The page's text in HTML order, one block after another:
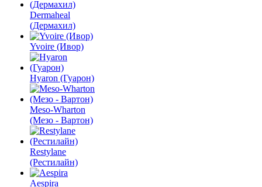
Dermaheal
(Дермахил)
Yvoire (Ивор)
Hyaron (Гуарон)
Meso-Wharton
(Мезо - Вартон)
Restylane
(Рестилайн)
Aespira